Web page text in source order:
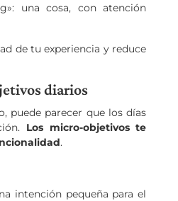
una cosa, con atención
de tu experiencia y reduce
diarios
puede parecer que los días
Los micro-objetivos te
.
intención pequeña para el